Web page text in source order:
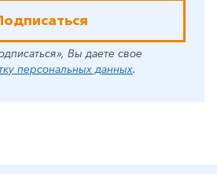
Вы даете свое
персональных данных.